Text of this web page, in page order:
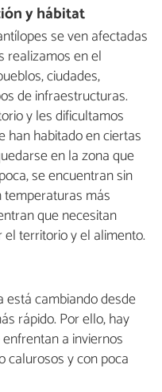
y hábitat
se ven afectadas
realizamos en el
ciudades,
de infraestructuras.
y les dificultamos
han habitado en ciertas
en la zona que
se encuentran sin
más
que necesitan
territorio y el alimento.
está cambiando desde
rápido. Por ello, hay
a inviernos
calurosos y con poca